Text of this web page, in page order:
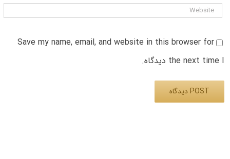
Save my name, email, and website in this browser for
the next time I دیدگاه.